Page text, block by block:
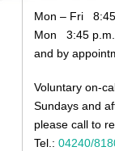
Mon – Fri
Mon 3:45
and by
Voluntary on-
Sundays and
please call to
Tel.: 04240/